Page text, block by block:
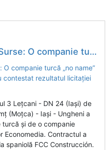
au contestat rezultatul licitației pentru Lotul 3 Lețcani – Iași
3 Lețcani - DN 24 (Iași) de
(Moțca) - Iași - Ungheni a
și de o companie
Economedia. Contractul a
spaniolă FCC Construcción.